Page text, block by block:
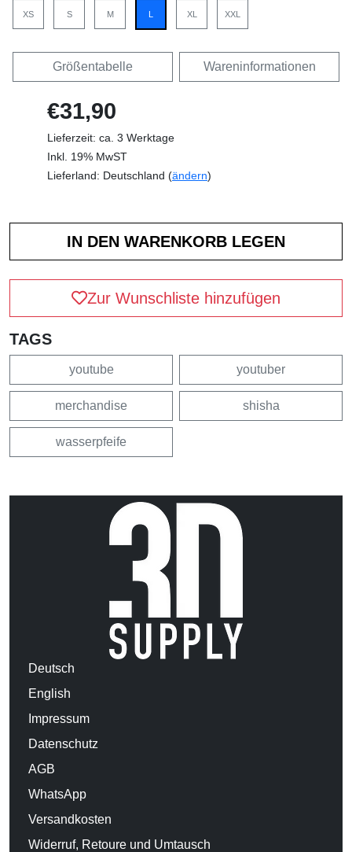
XS S M L XL XXL
Größentabelle Wareninformationen
€31,90
Lieferzeit: ca. 3 Werktage
Inkl. 19% MwST
Lieferland: Deutschland (ändern)
Zur Wunschliste hinzufügen
TAGS
youtube youtuber
merchandise shisha
wasserpfeife
Deutsch
English
Impressum
Datenschutz
AGB
WhatsApp
Versandkosten
Widerruf, Retoure und Umtausch